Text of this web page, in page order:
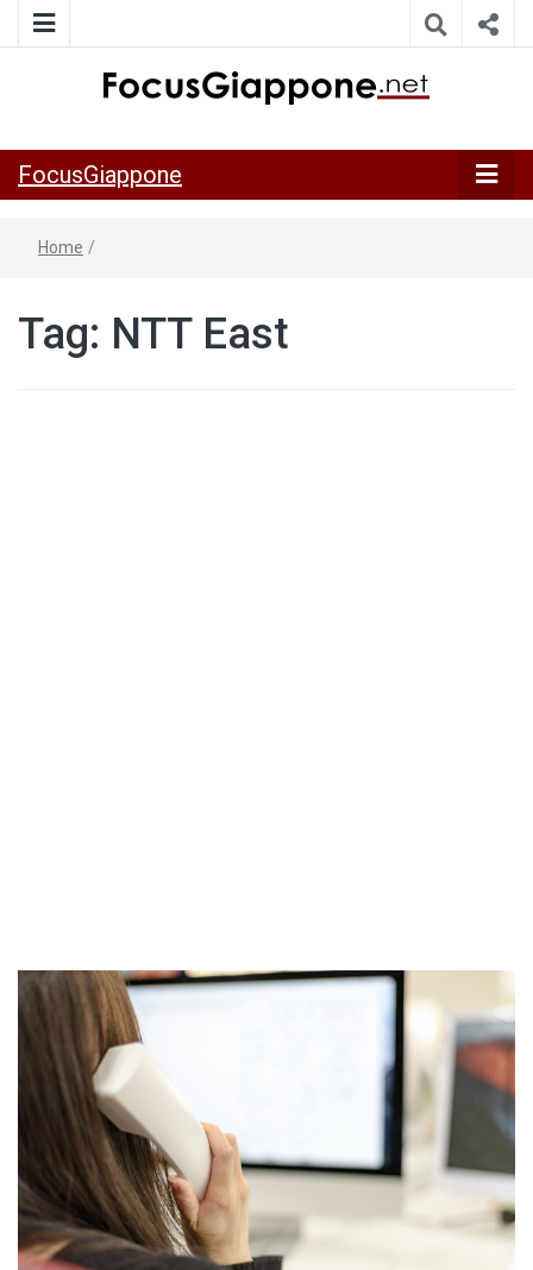
della Japan Italy Economic Federation
FocusGiappone
Home /
Tag: NTT East